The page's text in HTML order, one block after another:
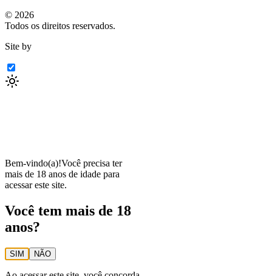
© 2026
Todos os direitos reservados.
Site by
Bem-vindo(a)!Você precisa ter
mais de 18 anos de idade para
acessar este site.
Você tem mais de 18
anos?
SIM NÃO